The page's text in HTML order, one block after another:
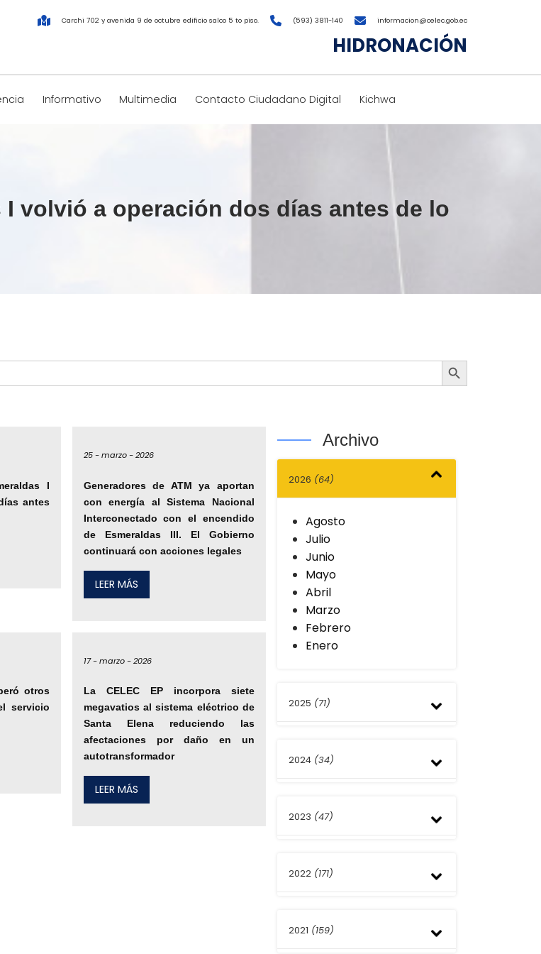
Carchi 702 y avenida 9 de octubre edificio salco 5 to piso. (593) 3811-140 informacion@celec.gob.ec
HIDRONACIÓN
Informativo Multimedia Contacto Ciudadano Digital Kichwa
I volvió a operación dos días antes de lo
Botón de búsqueda
I
antes
25 - marzo - 2026
Generadores de ATM ya aportan
con energía al Sistema Nacional
Interconectado con el encendido
de Esmeraldas III. El Gobierno
continuará con acciones legales
LEER MÁS
otros
servicio
17 - marzo - 2026
La CELEC EP incorpora siete
megavatios al sistema eléctrico de
Santa Elena reduciendo las
afectaciones por daño en un
autotransformador
LEER MÁS
Archivo
2026 (64)
Agosto
Julio
Junio
Mayo
Abril
Marzo
Febrero
Enero
2025 (71)
Noviembre
Agosto
2024 (34)
Noviembre
Julio
Enero
2023 (47)
Noviembre
Agosto
2022 (171)
Noviembre
2021 (159)